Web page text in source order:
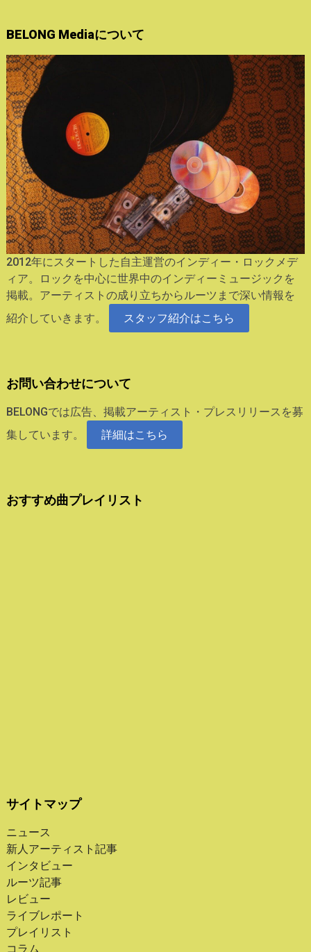
BELONG Mediaについて
2012年にスタートした自主運営のインディー・ロックメデ
ィア。ロックを中心に世界中のインディーミュージックを
掲載。アーティストの成り立ちからルーツまで深い情報を
紹介していきます。
スタッフ紹介はこちら
お問い合わせについて
BELONGでは広告、掲載アーティスト・プレスリリースを募
集しています。
詳細はこちら
おすすめ曲プレイリスト
サイトマップ
ニュース
新人アーティスト記事
インタビュー
ルーツ記事
レビュー
ライブレポート
プレイリスト
コラム